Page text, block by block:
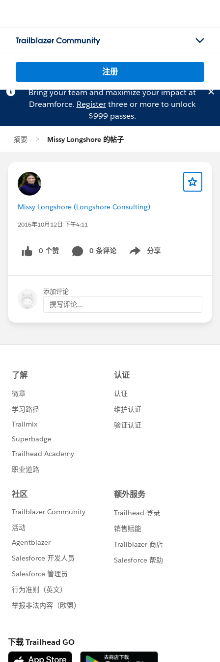
Trailblazer Community
注册
Bring your team and maximize your impact at
Dreamforce. Registerthree or more to unlock
$999 passes.
摘要 Missy Longshore 的帖子
Missy Longshore (Longshore Consulting)
2016年10月12日 下午4:11
0 个赞 0 条评论 分享
Show menu
添加评论
撰写评论...